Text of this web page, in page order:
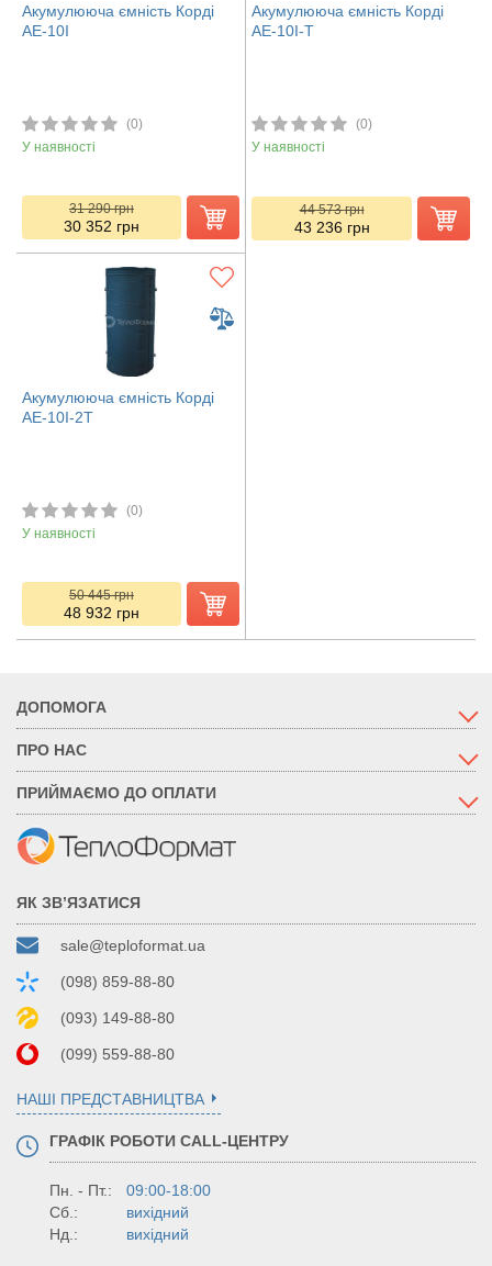
Акумулююча ємність Корді
АЕ-10І
(0)
У наявності
31 290грн
30 352 грн
Акумулююча ємність Корді
АЕ-10І-Т
(0)
У наявності
44 573грн
43 236 грн
Акумулююча ємність Корді
АЕ-10І-2Т
(0)
У наявності
50 445грн
48 932 грн
ДОПОМОГА
ПРО НАС
ПРИЙМАЄМО ДО ОПЛАТИ
ЯК ЗВ’ЯЗАТИСЯ
sale@teploformat.ua
(098) 859-88-80
(093) 149-88-80
(099) 559-88-80
НАШІ ПРЕДСТАВНИЦТВА
ГРАФІК РОБОТИ CALL-ЦЕНТРУ
Пн. - Пт.:
09:00-18:00
Сб.:
вихідний
Нд.:
вихідний